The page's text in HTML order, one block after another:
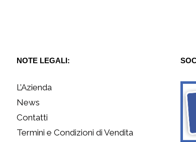
NOTE LEGALI:
L’Azienda
News
Contatti
Termini e Condizioni di Vendita